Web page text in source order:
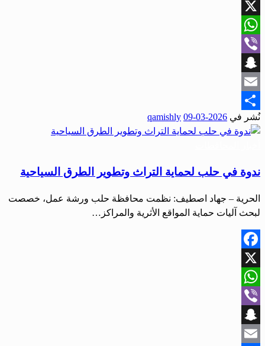
Facebook
X
WhatsApp
Viber
Snapchat
Email
Share
نُشر في 2026-03-09
qamishly
ندوة في حلب لحماية التراث وتطوير الطرق السياحية
الحرية – جهاد اصطيف: نظمت محافظة حلب ورشة عمل، خصصت
لبحث آليات حماية المواقع الأثرية والمراكز…
Facebook
X
WhatsApp
Viber
Snapchat